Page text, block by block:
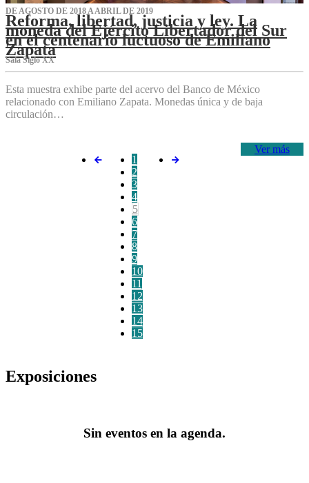
DE AGOSTO DE 2018 A ABRIL DE 2019
Reforma, libertad, justicia y ley. La
moneda del Ejército Libertador del Sur
en el centenario luctuoso de Emiliano
Zapata
Sala Siglo XX
Esta muestra exhibe parte del acervo del Banco de México
relacionado con Emiliano Zapata. Monedas única y de baja
circulación…
Ver más
1
2
3
4
5
6
7
8
9
10
11
12
13
14
15
Exposiciones
Sin eventos en la agenda.